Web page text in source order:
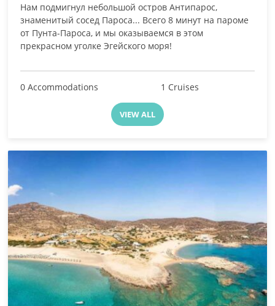
Нам подмигнул небольшой остров Антипарос,
знаменитый сосед Пароса... Всего 8 минут на пароме
от Пунта-Пароса, и мы оказываемся в этом
прекрасном уголке Эгейского моря!
0 Accommodations 1 Cruises
VIEW ALL